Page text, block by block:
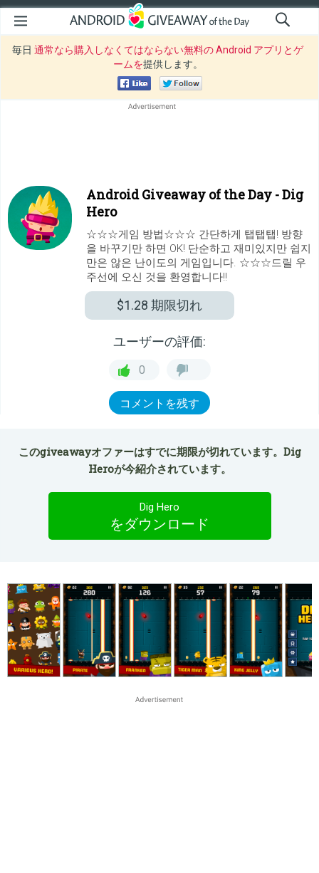
毎日 通常なら購入しなくてはならない無料の Android アプリとゲ
ームを提供します。
Android Giveaway of the Day -Dig
Hero
☆☆☆게임 방법☆☆☆ 간단하게 탭탭탭! 방향
을 바꾸기만 하면 OK! 단순하고 재미있지만 쉽지
만은 않은 난이도의 게임입니다. ☆☆☆드릴 우
주선에 오신 것을 환영합니다!!
$1.28 期限切れ
ユーザーの評価:
0
コメントを残す
このgiveawayオファーはすでに期限が切れています。Dig
Heroが今紹介されています。
Dig Hero
をダウンロード